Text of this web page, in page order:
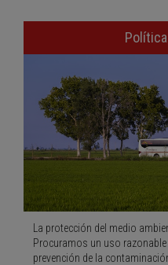
La protección del medio
Procuramos un uso
prevención de la